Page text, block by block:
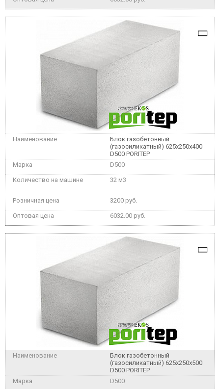
Блок газобетонный
(газосиликатный) 625x250x400
D500 PORITEP
D500
32 м3
3200 руб.
6032.00 руб.
Блок газобетонный
(газосиликатный) 625x250x500
D500 PORITEP
D500